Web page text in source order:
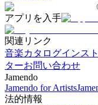
アプリを入手
関連リンク
音楽カタログインス
ターお問い合わせ
Jamendo
Jamendo for Artists
法的情報